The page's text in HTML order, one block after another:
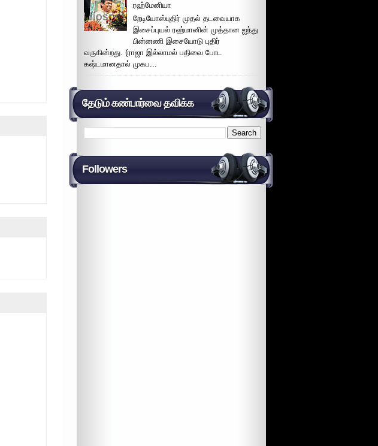
ரஹ்மேனியா
றேடியோஸ்புதிர் முதல் தடவையாக
இசைப்புயல் ரஹ்மானின் முத்தான ஐந்து
பின்னணி இசையோடு புதிர்
வருகின்றது. (ராஜா இல்லாமல் பதிவை போட
கஷ்டமானதால் முகப...
தேடும் கண்பார்வை தவிக்க
Followers